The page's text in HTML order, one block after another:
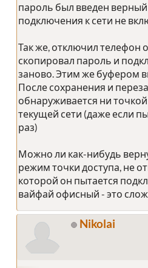
пароль был введен
подключения к сети не
Так же, отключил телефон
скопировал пароль и
заново. Этим же буфером
После сохранения и
обнаруживается ни точкой
текущей сети (даже если
раз)
Можно ли как-нибудь
режим точки доступа, не
которой он пытается
вайфай офисный - это
Nikolai